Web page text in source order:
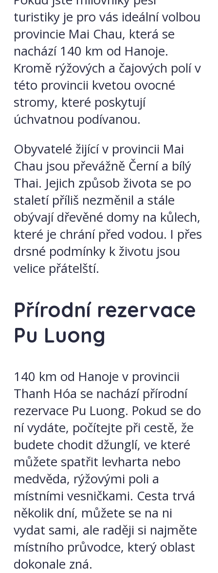
turistiky je pro vás ideální volbou
provincie Mai Chau, která se
nachází 140 km od Hanoje.
Kromě rýžových a čajových polí v
této provincii kvetou ovocné
stromy, které poskytují
úchvatnou podívanou.
Obyvatelé žijící v provincii Mai
Chau jsou převážně Černí a bílý
Thai. Jejich způsob života se po
staletí příliš nezměnil a stále
obývají dřevěné domy na kůlech,
které je chrání před vodou. I přes
drsné podmínky k životu jsou
velice přátelští.
Přírodní rezervace
Pu Luong
140 km od Hanoje v provincii
Thanh Hóa se nachází přírodní
rezervace Pu Luong. Pokud se do
ní vydáte, počítejte při cestě, že
budete chodit džunglí, ve které
můžete spatřit levharta nebo
medvěda, rýžovými poli a
místními vesničkami. Cesta trvá
několik dní, můžete se na ni
vydat sami, ale raději si najměte
místního průvodce, který oblast
dokonale zná.